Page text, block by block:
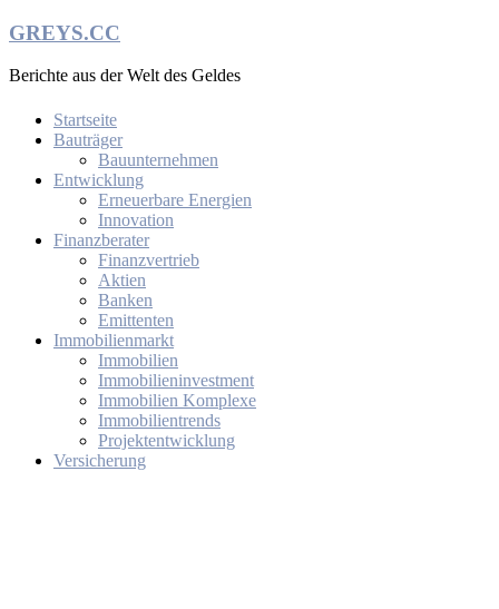
Zum
springen
GREYS.CC
Berichte aus der Welt des Geldes
Startseite
Bauträger
Bauunternehmen
Entwicklung
Erneuerbare Energien
Innovation
Finanzberater
Finanzvertrieb
Aktien
Banken
Emittenten
Immobilienmarkt
Immobilien
Immobilieninvestment
Immobilien Komplexe
Immobilientrends
Projektentwicklung
Versicherung